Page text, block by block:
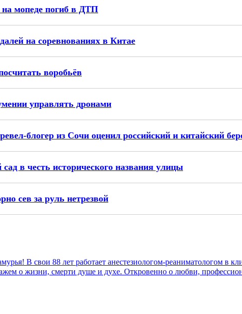
на мопеде погиб в ДТП
на соревнованиях в Китае
воробьёв
управлять дронами
блогер из Сочи оценил российский и китайский
в честь исторического названия улицы
сев за руль нетрезвой
В свои 88 лет работает анестезиологом-реаниматологом в
о жизни, смерти душе и духе. Откровенно о любви,